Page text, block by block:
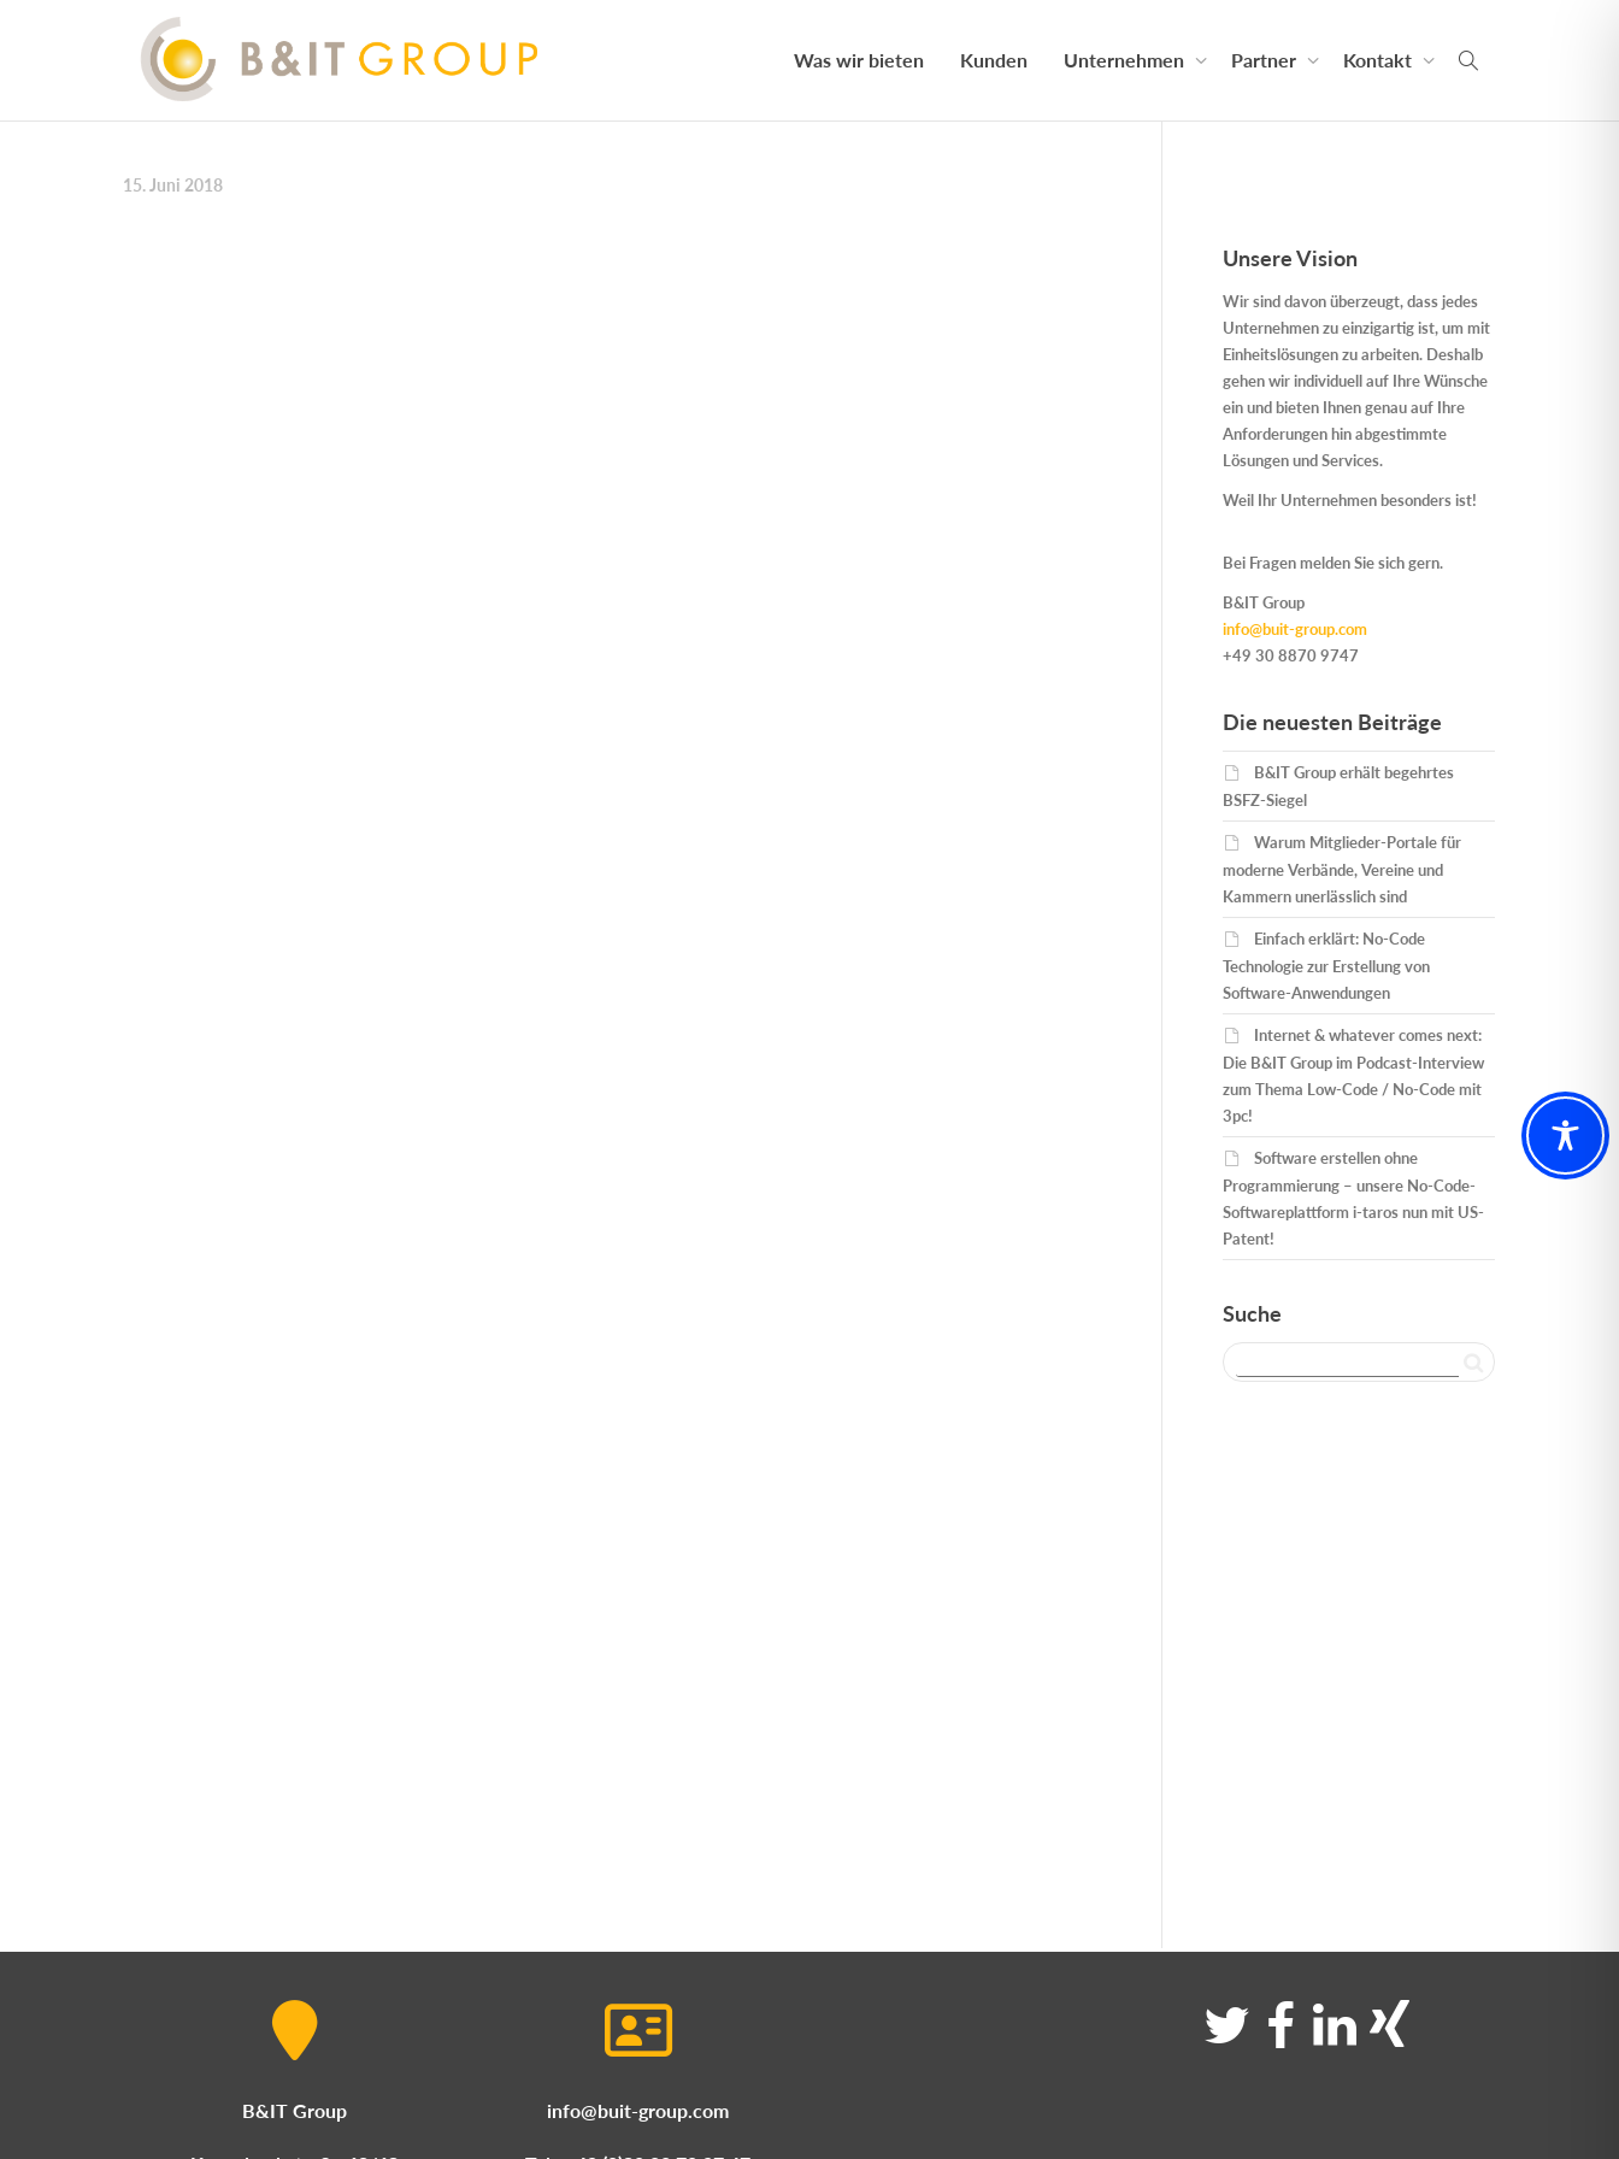
Was wir bieten Kunden Unternehmen Partner Kontakt
15. Juni 2018
Unsere Vision
Wir sind davon überzeugt, dass jedes
Unternehmen zu einzigartig ist, um mit
Einheitslösungen zu arbeiten. Deshalb
gehen wir individuell auf Ihre Wünsche
ein und bieten Ihnen genau auf Ihre
Anforderungen hin abgestimmte
Lösungen und Services.
Weil Ihr Unternehmen besonders ist!
Bei Fragen melden Sie sich gern.
B&IT Group
info@buit-group.com
+49 30 8870 9747
Die neuesten Beiträge
B&IT Group erhält begehrtes
BSFZ-Siegel
Warum Mitglieder-Portale für
moderne Verbände, Vereine und
Kammern unerlässlich sind
Einfach erklärt: No-Code
Technologie zur Erstellung von
Software-Anwendungen
Internet & whatever comes next:
Die B&IT Group im Podcast-Interview
zum Thema Low-Code / No-Code mit
3pc!
Software erstellen ohne
Programmierung – unsere No-Code-
Softwareplattform i-taros nun mit US-
Patent!
Suche
B&IT Group info@buit-group.com